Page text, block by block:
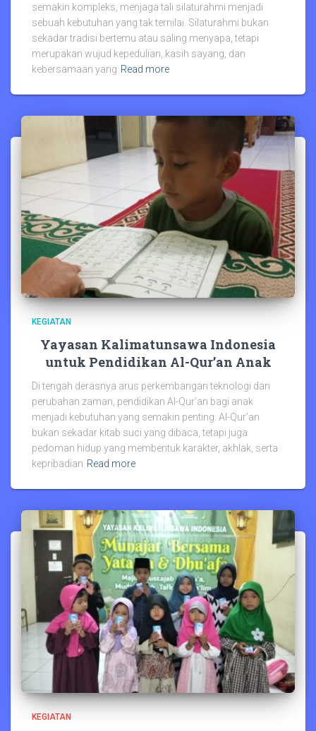
semakin kompleks, menjaga tali silaturahmi menjadi
sebuah kebutuhan yang tak ternilai. Silaturahmi bukan
sekadar tradisi bertemu atau saling menyapa, tetapi
merupakan wujud kepedulian, kasih sayang, dan
kebersamaan yang Read more
KEGIATAN
Yayasan Kalimatunsawa Indonesia
untuk Pendidikan Al-Qur’an Anak
Di tengah derasnya arus perkembangan teknologi dan
perubahan zaman, pendidikan Al-Qur’an bagi anak
menjadi kebutuhan yang semakin penting. Al-Qur’an
bukan sekadar kitab suci yang dibaca, tetapi juga
pedoman hidup yang membentuk karakter, akhlak, serta
kepribadian Read more
KEGIATAN